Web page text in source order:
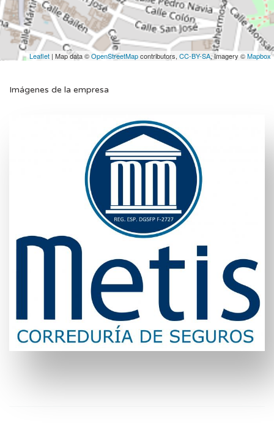
Leaflet | Map data ©OpenStreetMapcontributors, CC-BY-SA, Imagery ©Mapbox
Imágenes de la empresa